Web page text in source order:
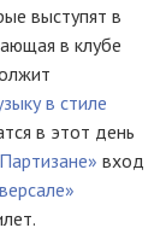
выступят в
в клубе
в стиле
в этот день
вход